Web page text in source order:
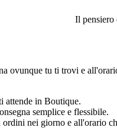
Il pensiero
ovunque tu ti trovi e
attende in Boutique.
semplice e flessibile.
nei giorno e all'orario